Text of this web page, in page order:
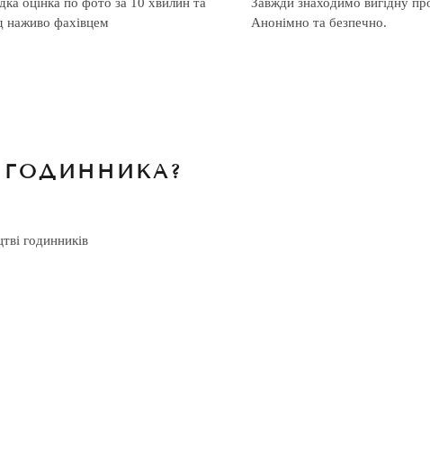
наживо фахівцем
Анонімно та безпечно.
годинників